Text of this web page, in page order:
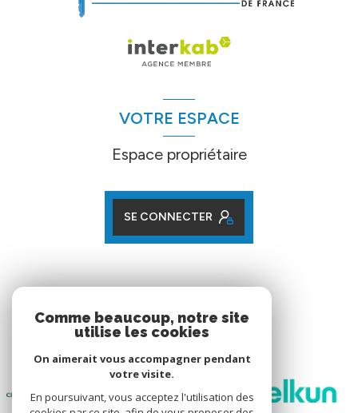
VOTRE ESPACE
Espace propriétaire
SE CONNECTER
Nos partenaires
Comme beaucoup, notre site
utilise les cookies
On aimerait vous accompagner pendant
votre visite.
En poursuivant, vous acceptez l'utilisation des